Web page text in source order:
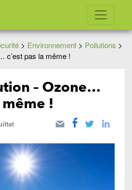
> Environnement > Pollutions >
c’est pas la même !
– Ozone…
même !